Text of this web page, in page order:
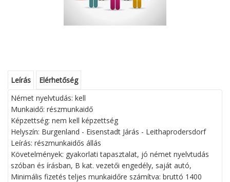
Leírás
Elérhetőség
Német nyelvtudás: kell
Munkaidő: részmunkaidő
Képzettség: nem kell képzettség
Helyszín: Burgenland - Eisenstadt Járás - Leithaprodersdorf
Leírás: részmunkaidős állás
Követelmények: gyakorlati tapasztalat, jó német nyelvtudás
szóban és írásban, B kat. vezetői engedély, saját autó,
Minimális fizetés teljes munkaidőre számítva: bruttó 1400